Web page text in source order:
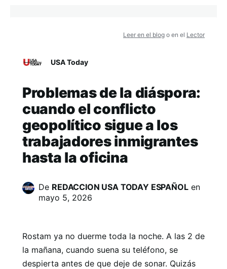
Leer en el blog o en el Lector
USA Today
Problemas de la diáspora:
cuando el conflicto
geopolítico sigue a los
trabajadores inmigrantes
hasta la oficina
De REDACCION USA TODAY ESPAÑOLen
mayo 5, 2026
Rostam ya no duerme toda la noche. A las 2 de
la mañana, cuando suena su teléfono, se
despierta antes de que deje de sonar. Quizás